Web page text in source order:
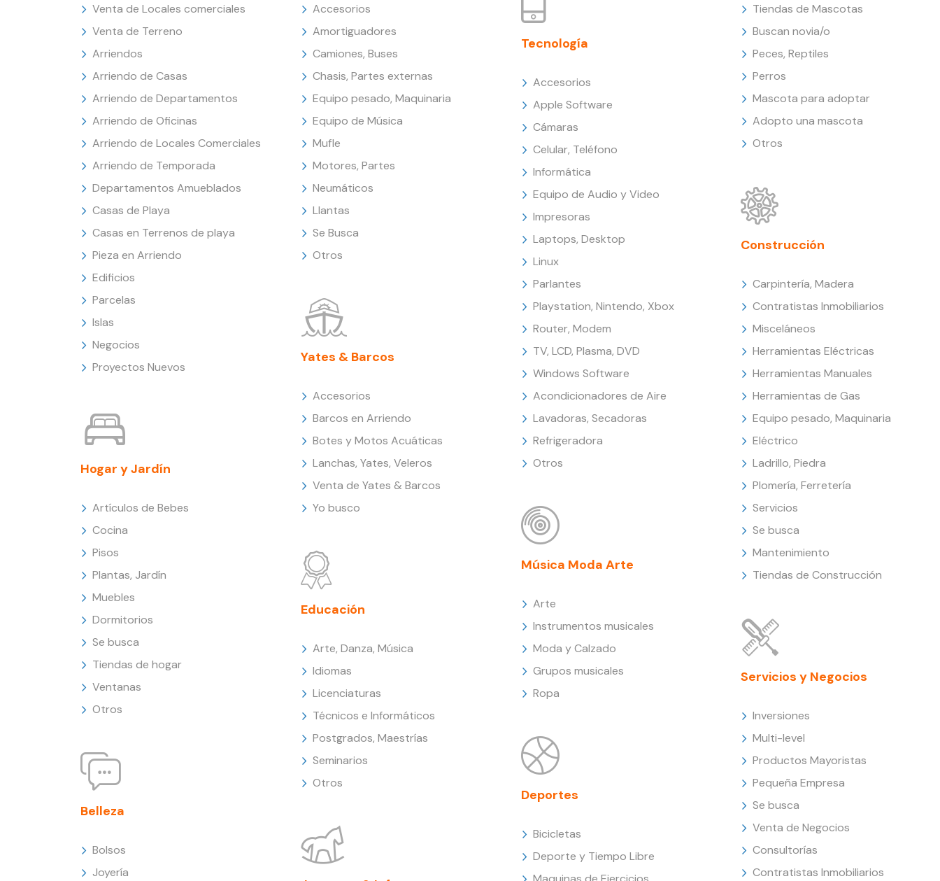
Venta de Locales comerciales
Venta de Terreno
Arriendos
Arriendo de Casas
Arriendo de Departamentos
Arriendo de Oficinas
Arriendo de Locales Comerciales
Arriendo de Temporada
Departamentos Amueblados
Casas de Playa
Casas en Terrenos de playa
Pieza en Arriendo
Edificios
Parcelas
Islas
Negocios
Proyectos Nuevos
Hogar y Jardín
Artículos de Bebes
Cocina
Pisos
Plantas, Jardín
Muebles
Dormitorios
Se busca
Tiendas de hogar
Ventanas
Otros
Belleza
Bolsos
Joyería
Accesorios
Amortiguadores
Camiones, Buses
Chasis, Partes externas
Equipo pesado, Maquinaria
Equipo de Música
Mufle
Motores, Partes
Neumáticos
Llantas
Se Busca
Otros
Yates & Barcos
Accesorios
Barcos en Arriendo
Botes y Motos Acuáticas
Lanchas, Yates, Veleros
Venta de Yates & Barcos
Yo busco
Educación
Arte, Danza, Música
Idiomas
Licenciaturas
Técnicos e Informáticos
Postgrados, Maestrías
Seminarios
Otros
Tecnología
Accesorios
Apple Software
Cámaras
Celular, Teléfono
Informática
Equipo de Audio y Video
Impresoras
Laptops, Desktop
Linux
Parlantes
Playstation, Nintendo, Xbox
Router, Modem
TV, LCD, Plasma, DVD
Windows Software
Acondicionadores de Aire
Lavadoras, Secadoras
Refrigeradora
Otros
Música Moda Arte
Arte
Instrumentos musicales
Moda y Calzado
Grupos musicales
Ropa
Deportes
Bicicletas
Deporte y Tiempo Libre
Tiendas de Mascotas
Buscan novia/o
Peces, Reptiles
Perros
Mascota para adoptar
Adopto una mascota
Otros
Construcción
Carpintería, Madera
Contratistas Inmobiliarios
Misceláneos
Herramientas Eléctricas
Herramientas Manuales
Herramientas de Gas
Equipo pesado, Maquinaria
Eléctrico
Ladrillo, Piedra
Plomería, Ferretería
Servicios
Se busca
Mantenimiento
Tiendas de Construcción
Servicios y Negocios
Inversiones
Multi-level
Productos Mayoristas
Pequeña Empresa
Se busca
Venta de Negocios
Consultorías
Contratistas Inmobiliarios